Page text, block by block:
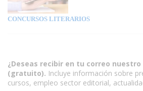
CONCURSOS LITERARIOS
¿Deseas recibir en tu correo
(gratuito). Incluye información sobre
cursos, empleo sector editorial,